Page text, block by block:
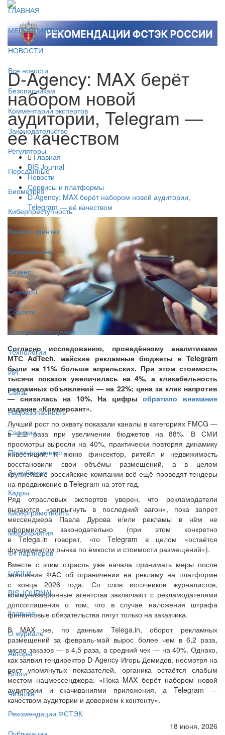
ГЛАВНАЯ
МЕРОПРИЯТИЯ
НОВОСТИ
Все новости
Безопасникам
Комментарии экспертов
Законодательство
Регуляторы
Персданные
Биометрия
Киберпреступность
Банки и финтех
Криптоактивы
Бизнес
Сервисы
Соцсети
Импортозамещение
Технологии
ИИ
Связь
Нацбезопасность
Санкции
Промышленность
За рубежом
Кадры
Киберграмотность
Мероприятия
От партнёров
БЛОГИ
BIS JOURNAL
Главная
О журнале
Авторы
Блоги
Читалка
Рекомендации ФСТЭК
D‑Agency: MAX берёт
набором новой
аудитории, Telegram —
её качеством
Главная
BIS Journal
Новости
Сервисы и платформы
D‑Agency: MAX берёт набором новой аудитории,
Telegram — её качеством
Согласно исследованию, проведённому аналитиками
МТС AdTech, майские рекламные бюджеты в Telegram
были на 11% больше апрельских. При этом стоимость
тысячи показов увеличилась на 4%, а кликабельность
рекламных объявлений — на 22%; цена за клик напротив
— снизилась на 10%. На цифрыобратило внимание
издание «Коммерсант».
Лучший рост по охвату показали каналы в категориях FMCG —
в 2,2 раза при увеличении бюджетов на 88%. В СМИ
просмотры выросли на 40%, практически повторяя динамику
инвестиций. К июню финсектор, ритейл и недвижимость
восстановили свои объёмы размещений, а в целом
крупнейшие российские компании всё ещё проводят тендеры
на продвижение в Telegram на этот год.
Ряд отраслевых экспертов уверен, что рекламодатели
пытаются «запрыгнуть в последний вагон», пока запрет
мессенджера Павла Дурова и/или рекламы в нём не
оформился законодательно (при этом конкретно
в Telega.in говорят, что Telegram в целом «остаётся
фундаментом рынка по ёмкости и стоимости размещений»).
Вместе с этим отрасль уже начала принимать меры после
заявления ФАС об ограничении на рекламу на платформе
с конца 2026 года. Со слов источников журналистов,
коммуникационные агентства заключают с рекламодателями
допсоглашения о том, что в случае наложения штрафа
финансовые обязательства лягут только на заказчика.
В MAX же, по данным Telega.in, оборот рекламных
размещений за февраль‑май вырос более чем в 6,2 раза,
число заказов — в 4,5 раза, а средний чек — на 40%. Однако,
как заявил гендиректор D‑Agency Игорь Демидов, несмотря на
рост упомянутых показателей, органика остаётся слабым
местом нацмессенджера: «Пока MAX берёт набором новой
аудитории и скачиваниями приложения, а Telegram —
качеством аудитории и доверием к контенту».
18 июня, 2026